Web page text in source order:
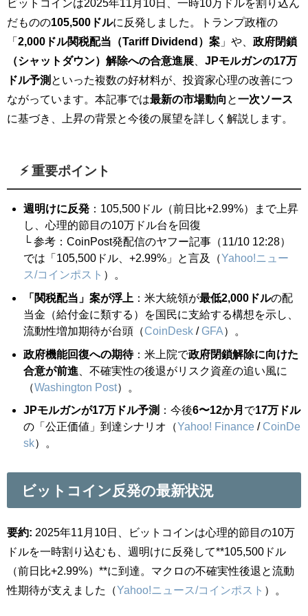
ビットコインは2025年11月10日、一時10万ドルを割り込ん
だものの105,500ドルに反発しました。トランプ政権の
「2,000ドル関税配当（Tariff Dividend）案 」や、 政府閉鎖
（シャットダウン）解除への合意進展
JPモルガンの17万
ドル予測 といった複数の好材料が、投資家心理の改善につ
ながっています。本記事では最新の市場動向 と一次ソース
に基づき、上昇の背景と今後の展望を詳しく解説します。
⚡ 重要ポイント
週明けに反発 ：105,500ドル（前日比+2.99%）まで上昇
し、心理的節目の10万ドル台を回復
└ 参考：CoinPost発配信のヤフー記事（11/10 12:28）
では「105,500ドル、+2.99%」と言及（Yahoo!ニュー
ス/コインポスト ）。
「関税配当」案が浮上 ：米大統領が最低2,000ドルの配
当金（給付金に類する）を国民に支給する構想を示し、
流動性増加期待が台頭（CoinDesk / GFA）。
政府機能回復への期待：米上院で政府閉鎖解除に向けた
合意が前進 、不確実性の後退がリスク資産の追い風に
（Washington Post）。
JPモルガンが17万ドル予測 ：今後6〜12か月 で17万ドル
の「公正価値」到達シナリオ（Yahoo! Finance / CoinDe
sk）。
ビットコイン反発の最新状況
要約: 2025年11月10日、ビットコインは心理的節目の10万
ドルを一時割り込むも、週明けに反発して**105,500ドル
（前日比+2.99%）**に到達。マクロの不確実性後退と流動
性期待が支えました（Yahoo!ニュース/コインポスト ）。